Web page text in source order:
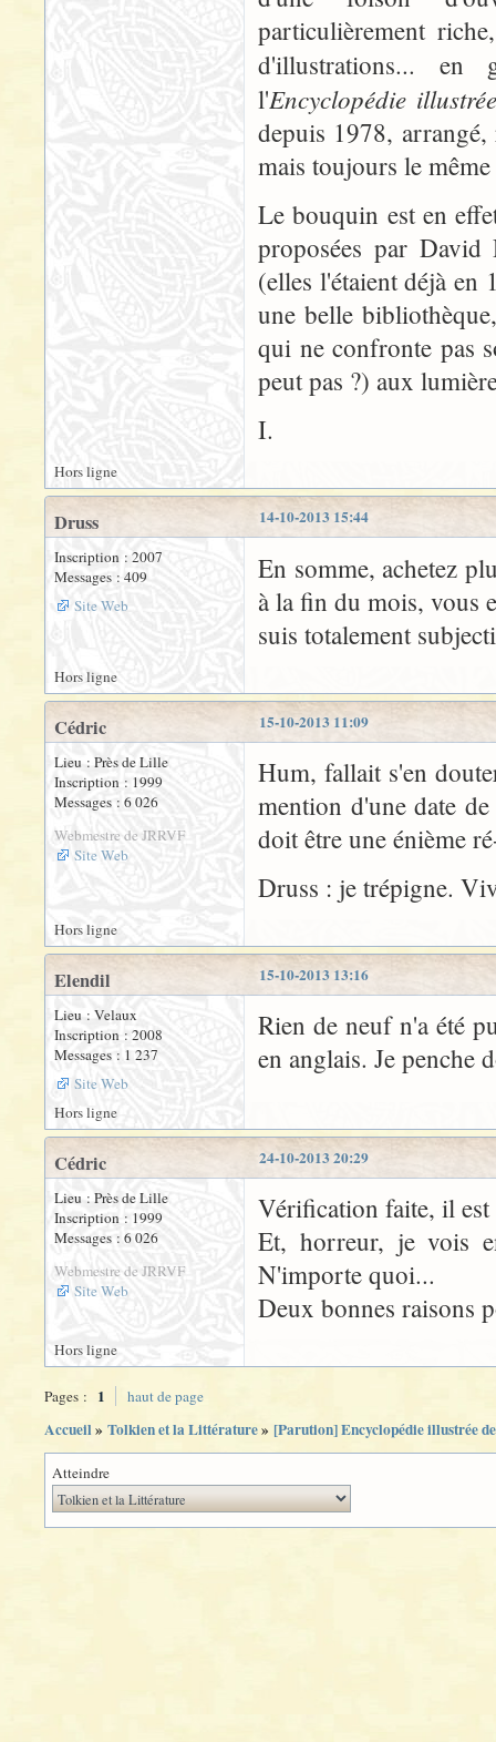
particulièrement
d'illustrations...
l'Encyclopédie illustrée
depuis 1978,
mais toujours le
Le bouquin est en
proposées par
(elles l'étaient déjà
une belle
qui ne confronte pas
peut pas ?) aux
I.
Hors ligne
14-10-2013 15:44
Druss
Inscription : 2007
Messages : 409
Site Web
En somme, achetez
à la fin du mois, vous
suis totalement
Hors ligne
15-10-2013 11:09
Cédric
Lieu : Près de Lille
Inscription : 1999
Messages : 6 026
Webmestre de JRRVF
Site Web
Hum, fallait s'en
mention d'une date
doit être une énième
Druss : je trépigne.
Hors ligne
15-10-2013 13:16
Elendil
Lieu : Velaux
Inscription : 2008
Messages : 1 237
Site Web
Rien de neuf n'a été
en anglais. Je penche
Hors ligne
24-10-2013 20:29
Cédric
Lieu : Près de Lille
Inscription : 1999
Messages : 6 026
Webmestre de JRRVF
Site Web
Vérification faite, il
Et, horreur, je vois
N'importe quoi...
Deux bonnes raisons
Hors ligne
Pages : 1 haut de page
Accueil» Tolkien et la Littérature» [Parution] Encyclopédie illustrée
Atteindre